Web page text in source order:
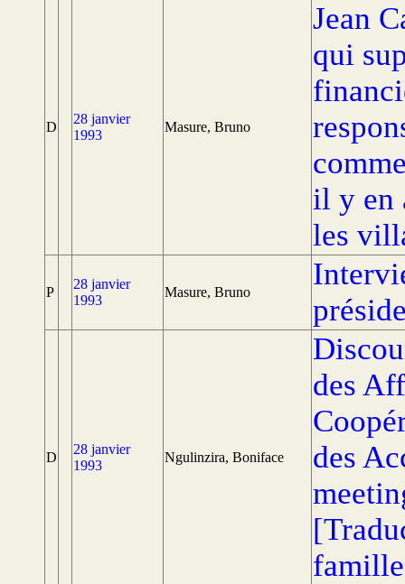
D
28 janvier
1993
Masure, Bruno
Jean
qui
il y en
les
P
28 janvier
1993
Masure, Bruno
D
28 janvier
1993
Ngulinzira, Boniface
des
des